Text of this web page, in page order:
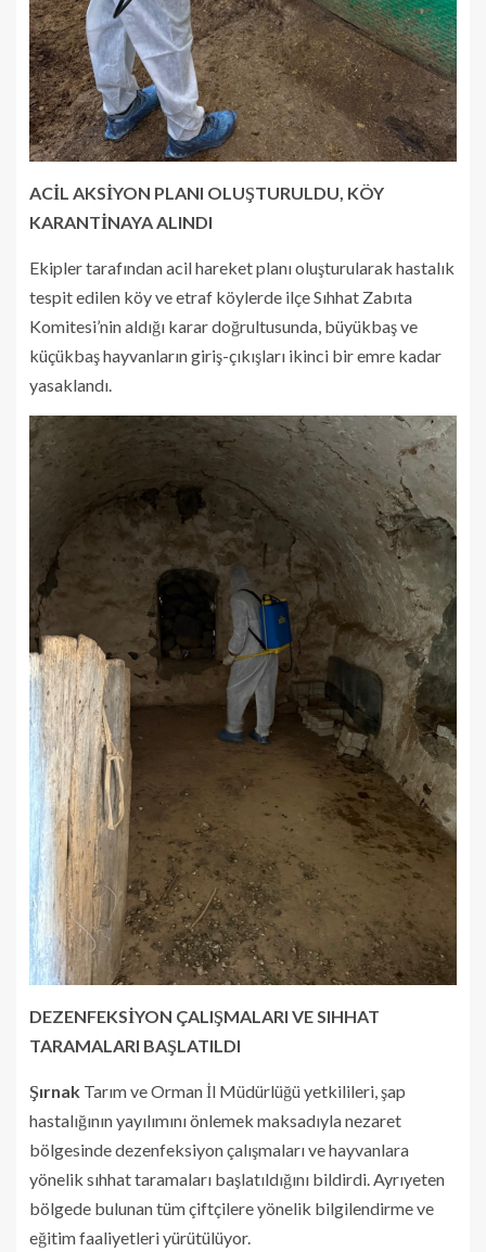
ACİL AKSİYON PLANI OLUŞTURULDU, KÖY
KARANTİNAYA ALINDI
Ekipler tarafından acil hareket planı oluşturularak hastalık
tespit edilen köy ve etraf köylerde ilçe Sıhhat Zabıta
Komitesi’nin aldığı karar doğrultusunda, büyükbaş ve
küçükbaş hayvanların giriş-çıkışları ikinci bir emre kadar
yasaklandı.
DEZENFEKSİYON ÇALIŞMALARI VE SIHHAT
TARAMALARI BAŞLATILDI
Şırnak Tarım ve Orman İl Müdürlüğü yetkilileri, şap
hastalığının yayılımını önlemek maksadıyla nezaret
bölgesinde dezenfeksiyon çalışmaları ve hayvanlara
yönelik sıhhat taramaları başlatıldığını bildirdi. Ayrıyeten
bölgede bulunan tüm çiftçilere yönelik bilgilendirme ve
eğitim faaliyetleri yürütülüyor.